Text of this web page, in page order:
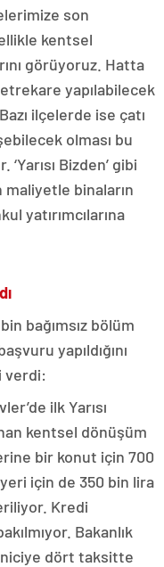
son
kentsel
görüyoruz. Hatta
yapılabilecek
ilçelerde ise çatı
olması bu
Bizden’ gibi
binaların
yatırımcılarına
bağımsız bölüm
yapıldığını
verdi:
ilk Yarısı
kentsel dönüşüm
bir konut için 700
için de 350 bin lira
Kredi
Bakanlık
dört taksitte